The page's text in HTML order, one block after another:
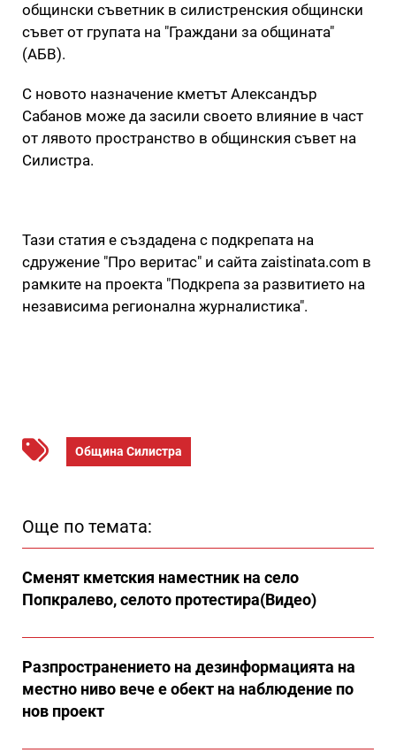
общински съветник в силистренския общински
съвет от групата на "Граждани за общината"
(АБВ).
С новото назначение кметът Александър
Сабанов може да засили своето влияние в част
от лявото пространство в общинския съвет на
Силистра.
Тази статия е създадена с подкрепата на
сдружение "Про веритас" и сайта zaistinata.com в
рамките на проекта "Подкрепа за развитието на
независима регионална журналистика".
Община Силистра
Още по темата:
Сменят кметския наместник на село
Попкралево, селото протестира(Видео)
Разпространението на дезинформацията на
местно ниво вече е обект на наблюдение по
нов проект